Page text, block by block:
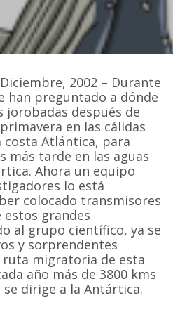
2002 – Durante
han preguntado a dónde
jorobadas después de
en las cálidas
costa Atlántica, para
más tarde en las aguas
Ahora un equipo
lo está
colocado transmisores
estos grandes
al grupo científico, ya se
y sorprendentes
ruta migratoria de esta
año más de 3800 kms
dirige a la Antártica.